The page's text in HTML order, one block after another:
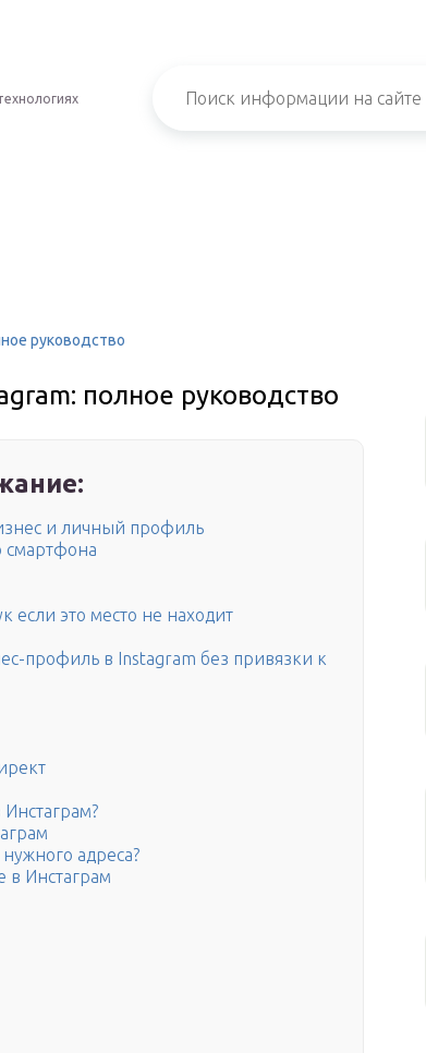
руководство
полное руководство
и личный профиль
смартфона
если это место не находит
профиль в Instagram без привязки к
адреса?
в Инстаграм